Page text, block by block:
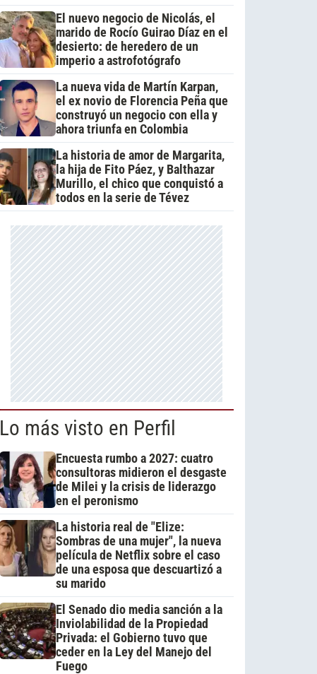
El nuevo negocio de Nicolás, el
marido de Rocío Guirao Díaz en el
desierto: de heredero de un
imperio a astrofotógrafo
La nueva vida de Martín Karpan,
el ex novio de Florencia Peña que
construyó un negocio con ella y
ahora triunfa en Colombia
La historia de amor de Margarita,
la hija de Fito Páez, y Balthazar
Murillo, el chico que conquistó a
todos en la serie de Tévez
Lo más visto en Perfil
Encuesta rumbo a 2027: cuatro
consultoras midieron el desgaste
de Milei y la crisis de liderazgo
en el peronismo
La historia real de "Elize:
Sombras de una mujer", la nueva
película de Netflix sobre el caso
de una esposa que descuartizó a
su marido
El Senado dio media sanción a la
Inviolabilidad de la Propiedad
Privada: el Gobierno tuvo que
ceder en la Ley del Manejo del
Fuego